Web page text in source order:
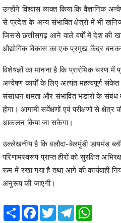
जिससे छत्तीसगढ़ आने वाले वर्षों में देश की
औद्योगिक विकास का एक प्रमुख केंद्र
विशेषज्ञों का मानना है कि प्रारंभिक चरण में
अन्वेषण कार्यों के लिए अत्यंत महत्वपूर्ण
संसाधन क्षमता और संभावित भंडारों के संबंध
होगा। आगामी सर्वेक्षणों एवं परीक्षणों से
आकलन किया जा सकेगा।
उल्लेखनीय है कि बलौदा-बेलमुंडी डायमंड
परिणामस्वरूप प्राप्त हीरों को सुरक्षित
रूम में रखा गया है तथा आगे की कार्यवाही
अनुरूप की जाएगी।
ShareFacebook
RELATED POSTS